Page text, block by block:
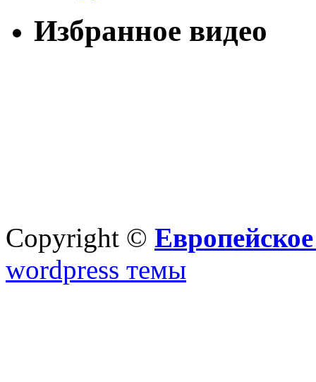
Избранное видео
Copyright ©
wordpress темы